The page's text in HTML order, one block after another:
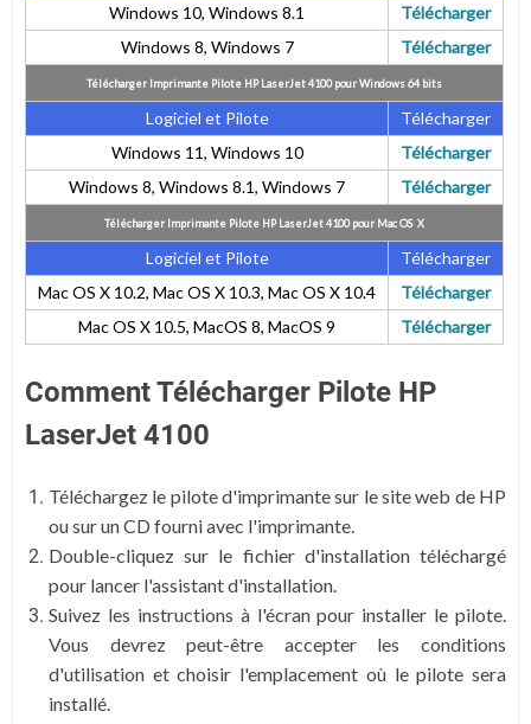
Windows 10, Windows 8.1
Télécharger
Windows 8, Windows 7
Télécharger
Télécharger Imprimante Pilote HP LaserJet 4100 pour Windows 64 bits
Logiciel et Pilote
Télécharger
Windows 11, Windows 10
Télécharger
Windows 8, Windows 8.1, Windows 7
Télécharger
Télécharger Imprimante Pilote HP LaserJet 4100 pour Mac OS X
Logiciel et Pilote
Télécharger
Mac OS X 10.2, Mac OS X 10.3, Mac OS X 10.4
Télécharger
Mac OS X 10.5, MacOS 8, MacOS 9
Télécharger
Comment Télécharger Pilote HP
LaserJet 4100
Téléchargez le pilote d'imprimante sur le site web de HP
ou sur un CD fourni avec l'imprimante.
Double-cliquez sur le fichier d'installation téléchargé
pour lancer l'assistant d'installation.
Suivez les instructions à l'écran pour installer le pilote.
Vous devrez peut-être accepter les conditions
d'utilisation et choisir l'emplacement où le pilote sera
installé.